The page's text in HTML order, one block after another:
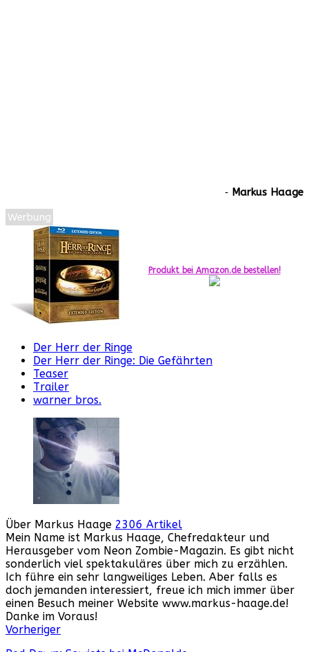
‐ Markus Haage
Werbung
Produkt bei Amazon.de bestellen!
Der Herr der Ringe
Der Herr der Ringe: Die Gefährten
Teaser
Trailer
warner bros.
Über Markus Haage 2306 Artikel
Mein Name ist Markus Haage, Chefredakteur und
Herausgeber vom Neon Zombie-Magazin. Es gibt nicht
sonderlich viel spektakuläres über mich zu erzählen.
Ich führe ein sehr langweiliges Leben. Aber falls es
doch jemanden interessiert, freue ich mich immer über
einen Besuch meiner Website www.markus-haage.de!
Danke im Voraus!
Webseite
Facebook
Instagram
YouTube
Vorheriger